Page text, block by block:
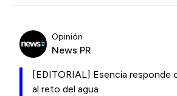
Opinión
News PR
[EDITORIAL] Esencia responde
al reto del agua